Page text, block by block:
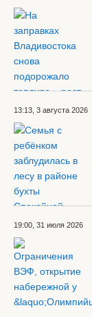
13:13, 3 августа 2026
19:00, 31 июля 2026